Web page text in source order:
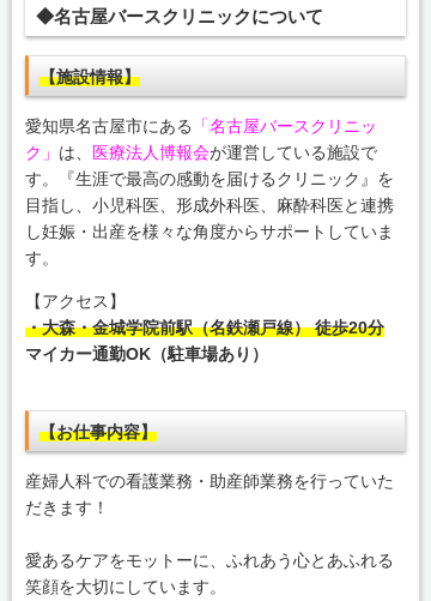
◆名古屋バースクリニックについて
【施設情報】
愛知県名古屋市にある
「名古屋バースクリニッ
ク」 は、 医療法人博報会が運営している施設で
す。『生涯で最高の感動を届けるクリニック』を
目指し、小児科医、形成外科医、麻酔科医と連携
し妊娠・出産を様々な角度からサポートしていま
す。
【アクセス】
・大森・金城学院前駅（名鉄瀬戸線） 徒歩20分
マイカー通勤OK（駐車場あり）
【お仕事内容】
産婦人科での看護業務・助産師業務を行っていた
だきます！
愛あるケアをモットーに、ふれあう心とあふれる
笑顔を大切にしています。